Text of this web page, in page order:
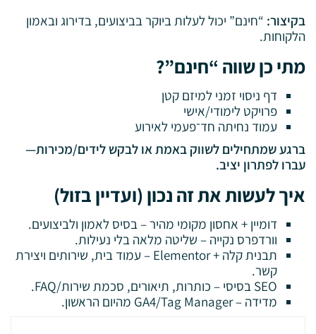
בקיצור:“חינם” יכול לעלות ביוקר בביצועים, בדירוג ובאמון
הלקוחות.
מתי כן שווה “חינם”?
דף ניסוי זמני למיזם קטן
פרויקט לימודי/אישי
עמוד נחיתה חד־פעמי לאירוע
ברגע שמתחילים לשווק באמת או לבקש לידים/מכירות—
עברו לפתרון יציב.
איך לעשות את זה נכון (ועדיין בזול)
דומיין + אחסון מקומי מהיר – בסיס לאמון ולביצועים.
וורדפרס נקייה – שליטה מלאה בלי נעילות.
תבנית קלה + Elementor – עמוד בית, שירותים ויצירת
קשר.
SEO בסיסי – כותרות, תיאורים, סכמת שירות/FAQ.
מדידה – GA4/Tag Manager מהיום הראשון.